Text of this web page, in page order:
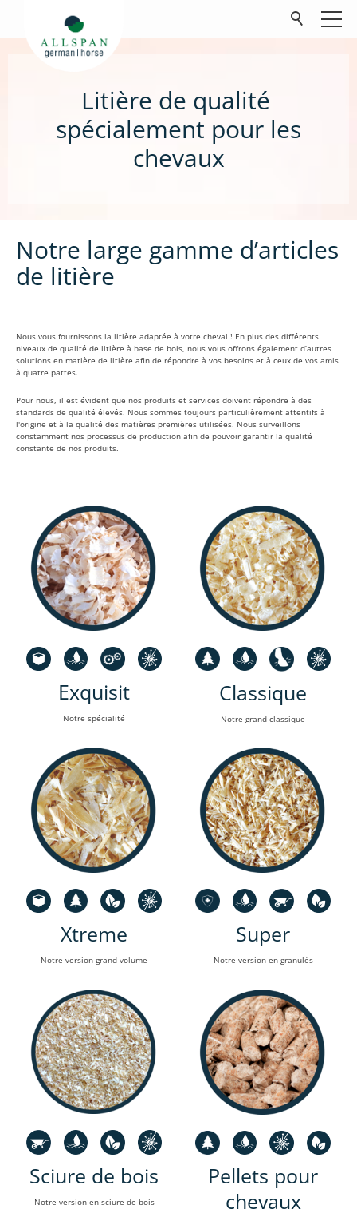
Chevaux
FAQ
Litière de qualité
spécialement pour les
chevaux
Notre large gamme d’articles
de litière
Nous vous fournissons la litière adaptée à votre cheval ! En plus des différents
niveaux de qualité de litière à base de bois, nous vous offrons également d’autres
solutions en matière de litière afin de répondre à vos besoins et à ceux de vos amis
à quatre pattes.
Pour nous, il est évident que nos produits et services doivent répondre à des
standards de qualité élevés. Nous sommes toujours particulièrement attentifs à
l'origine et à la qualité des matières premières utilisées. Nous surveillons
constamment nos processus de production afin de pouvoir garantir la qualité
constante de nos produits.
Exquisit
Notre spécialité
Classique
Notre grand classique
Xtreme
Notre version grand volume
Super
Notre version en granulés
Sciure de bois
Notre version en sciure de bois
Pellets pour
chevaux